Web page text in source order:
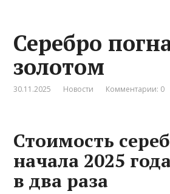
Серебро
золотом
30.11.2025 Новости Комментарии: 0
Стоимость
начала 2025
в два раза